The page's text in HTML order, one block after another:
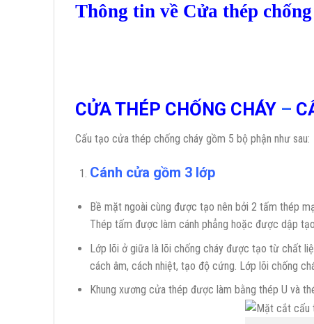
Thông tin về Cửa thép
CỬA THÉP CHỐNG CHÁY –
Cấu tạo cửa thép chống cháy gồm 5 bộ phận như sau:
Cánh cửa gồm 3 lớp
Bề mặt ngoài cùng được tạo nên bởi 2 tấm thép
Thép tấm được làm cánh phẳng hoặc được dập
Lớp lõi ở giữa là lõi chống cháy được tạo từ chất
cách âm, cách nhiệt, tạo độ cứng. Lớp lõi chống
Khung xương cửa thép được làm bằng thép U và